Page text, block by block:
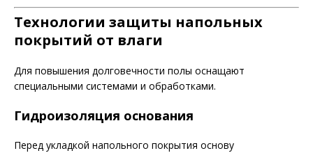
Технологии защиты напольных
покрытий от влаги
Для повышения долговечности полы оснащают
специальными системами и обработками.
Гидроизоляция основания
Перед укладкой напольного покрытия основу